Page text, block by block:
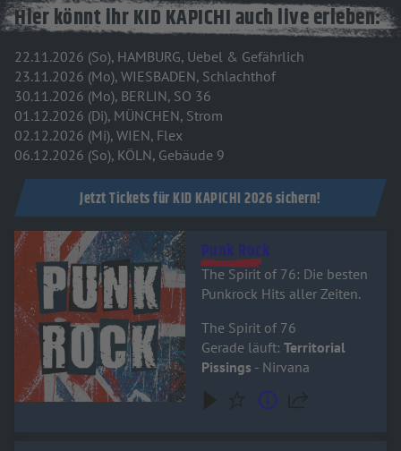
Hier könnt ihr KID KAPICHI auch live erleben:
22.11.2026 (So), HAMBURG, Uebel & Gefährlich
23.11.2026 (Mo), WIESBADEN, Schlachthof
30.11.2026 (Mo), BERLIN, SO 36
01.12.2026 (Di), MÜNCHEN, Strom
02.12.2026 (Mi), WIEN, Flex
06.12.2026 (So), KÖLN, Gebäude 9
Jetzt Tickets für KID KAPICHI 2026 sichern!
Audiotitel - Punk Rock Punk Rock
The Spirit of 76: Die besten
Punkrock Hits aller Zeiten.
The Spirit of 76
Gerade läuft: Territorial
Pissings - Nirvana